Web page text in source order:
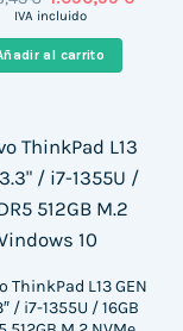
precio
era:
1.438,43 €.
IVA incluido
al carrito
ThinkPad L13 GEN
/ i7-1355U / 16GB